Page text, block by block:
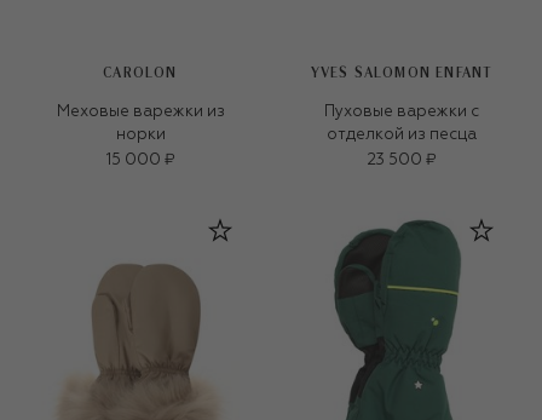
CAROLON
Меховые варежки из
норки
15 000 ₽
YVES SALOMON ENFANT
Пуховые варежки с
отделкой из песца
23 500 ₽